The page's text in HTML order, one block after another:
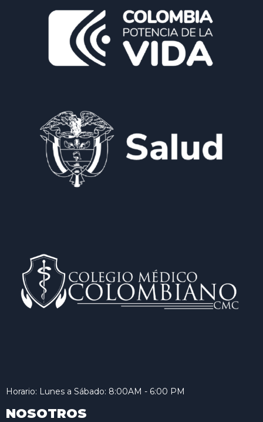
Horario: Lunes a Sábado: 8:00AM - 6:00 PM
NOSOTROS